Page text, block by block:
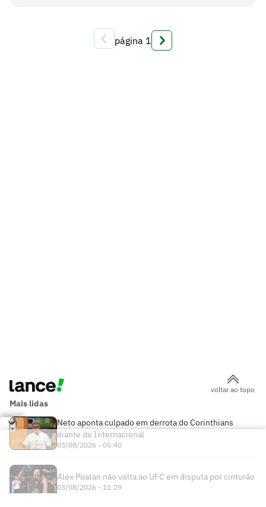
página 1
voltar ao topo
Mais lidas
Neto aponta culpado em derrota do Corinthians
diante do Internacional
03/08/2026 - 05:40
Alex Poatan não volta ao UFC em disputa por cinturão
03/08/2026 - 11:29